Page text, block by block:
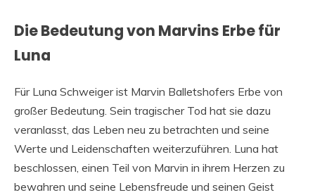
Die Bedeutung von Marvins Erbe für
Luna
Für Luna Schweiger ist Marvin Balletshofers Erbe von
großer Bedeutung. Sein tragischer Tod hat sie dazu
veranlasst, das Leben neu zu betrachten und seine
Werte und Leidenschaften weiterzuführen. Luna hat
beschlossen, einen Teil von Marvin in ihrem Herzen zu
bewahren und seine Lebensfreude und seinen Geist